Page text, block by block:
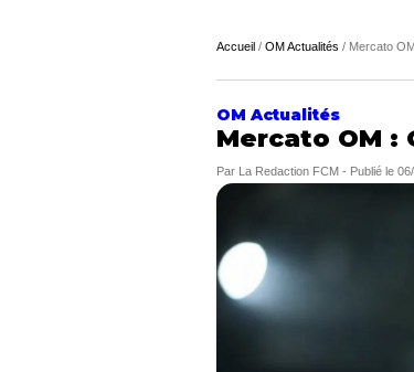
Accueil / OM Actualités / Mercato
OM Actualités
Mercato OM :
Par La Redaction FCM - Publié le